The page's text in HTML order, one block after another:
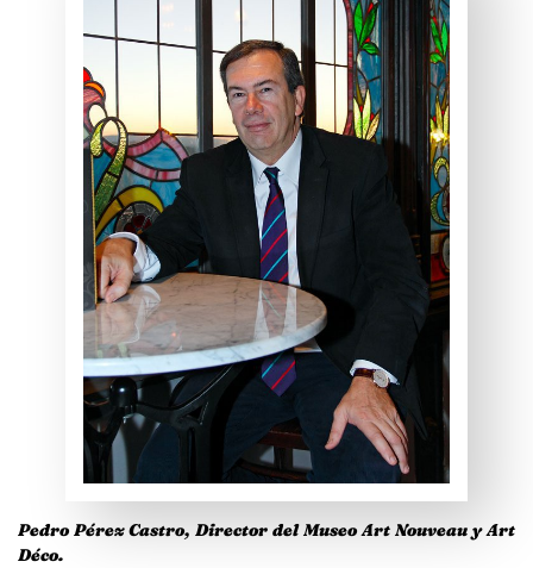
Pedro Pérez Castro, Director del Museo Art Nouveau y Art
Déco.